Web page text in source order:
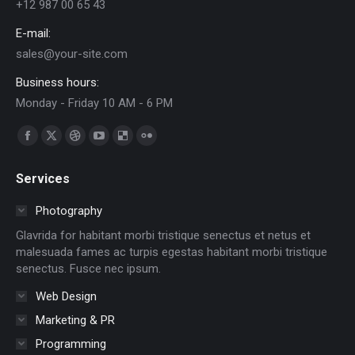
+12 987 00 65 43
E-mail:
sales@your-site.com
Business hours:
Monday - Friday 10 AM - 6 PM
Find us on:
Facebook
opens
window
X
opens
in
window
Dribbble
in
window
YouTube
in
window
Delicious
windowwindow
Services
Photography
Glavrida for habitant morbi tristique senectus et netus et
malesuada fames ac turpis egestas habitant morbi tristique
senectus. Fusce nec ipsum.
Web Design
Marketing & PR
Programming